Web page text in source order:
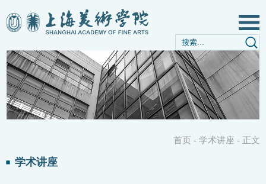
学术讲座
首页 - 学术讲座 - 正文